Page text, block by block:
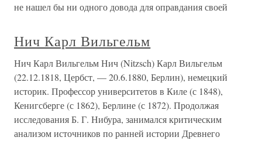
не нашел бы ни одного довода для оправдания своей
Нич Карл Вильгельм
Нич Карл Вильгельм Нич (Nitzsch) Карл Вильгельм
(22.12.1818, Цербст, — 20.6.1880, Берлин), немецкий
историк. Профессор университетов в Киле (с 1848),
Кенигсберге (с 1862), Берлине (с 1872). Продолжая
исследования Б. Г. Нибура, занимался критическим
анализом источников по ранней истории Древнего